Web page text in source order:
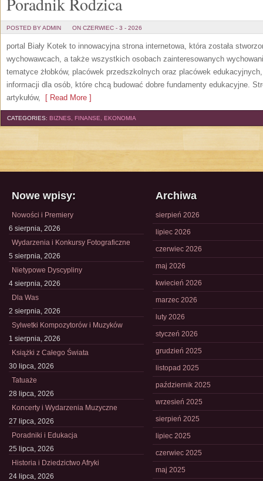
POSTED BY ADMIN ON CZERWIEC - 3 - 2026
portal Biały Kotek to innowacyjna strona internetowa, która została
wychowawcach, a także wszystkich osobach zainteresowanych
tematyce żłobków, placówek przedszkolnych oraz placówek
informacji dla osób, które chcą budować dobre fundamenty edukacyjne.
artykułów, [ Read More ]
CATEGORIES: BIZNES, FINANSE, EKONOMIA
Nowe wpisy:
Nowości i Premiery
6 sierpnia, 2026
Wydarzenia i Konkursy Fotograficzne
5 sierpnia, 2026
Nietypowe Dyscypliny
4 sierpnia, 2026
Dla Was
2 sierpnia, 2026
Sylwetki Kompozytorów i Muzyków
1 sierpnia, 2026
Książki z Całego Świata
30 lipca, 2026
Tatuaże
28 lipca, 2026
Koncerty i Wydarzenia Muzyczne
27 lipca, 2026
Poradniki i Edukacja
25 lipca, 2026
Historia i Dziedzictwo Afryki
24 lipca, 2026
Archiwa
sierpień 2026
lipiec 2026
czerwiec 2026
maj 2026
kwiecień 2026
marzec 2026
luty 2026
styczeń 2026
grudzień 2025
listopad 2025
październik 2025
wrzesień 2025
sierpień 2025
lipiec 2025
czerwiec 2025
maj 2025